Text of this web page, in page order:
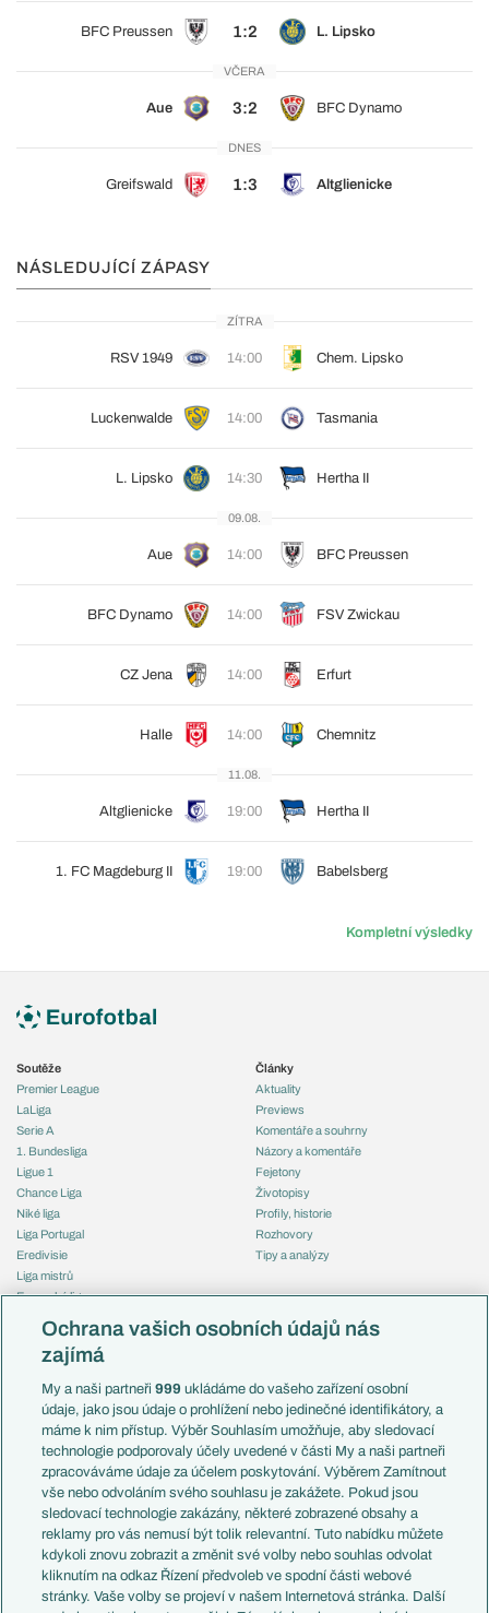
BFC Preussen 1:2 L. Lipsko
VČERA
Aue 3:2 BFC Dynamo
DNES
Greifswald 1:3 Altglienicke
NÁSLEDUJÍCÍ ZÁPASY
ZÍTRA
RSV 1949 14:00 Chem. Lipsko
Luckenwalde 14:00 Tasmania
L. Lipsko 14:30 Hertha II
09.08.
Aue 14:00 BFC Preussen
BFC Dynamo 14:00 FSV Zwickau
CZ Jena 14:00 Erfurt
Halle 14:00 Chemnitz
11.08.
Altglienicke 19:00 Hertha II
1. FC Magdeburg II 19:00 Babelsberg
Kompletní výsledky
Soutěže
Premier League
LaLiga
Serie A
1. Bundesliga
Ligue 1
Chance Liga
Niké liga
Liga Portugal
Eredivisie
Liga mistrů
Evropská liga
Mistrovství světa
Liga národů
Témata
Představení týmů MS
EuroSkauting
PL v kostce
Evropské koeficienty
Přestupy
Přestupové spekulace
Zranění
Kluby
Články
Aktuality
Previews
Komentáře a souhrny
Názory a komentáře
Fejetony
Životopisy
Profily, historie
Rozhovory
Tipy a analýzy
Česko
Francie
Itálie
Německo
Španělsko
Argentina
Brazílie
Přestupy
Zápasy
Livescore
Tipovací soutěž
Ochrana vašich osobních údajů nás
zajímá
My a naši partneři999 ukládáme do vašeho zařízení osobní
údaje, jako jsou údaje o prohlížení nebo jedinečné identifikátory, a
máme k nim přístup. Výběr Souhlasím umožňuje, aby sledovací
technologie podporovaly účely uvedené v části My a naši partneři
zpracováváme údaje za účelem poskytování. Výběrem Zamítnout
vše nebo odvoláním svého souhlasu je zakážete. Pokud jsou
sledovací technologie zakázány, některé zobrazené obsahy a
reklamy pro vás nemusí být tolik relevantní. Tuto nabídku můžete
kdykoli znovu zobrazit a změnit své volby nebo souhlas odvolat
kliknutím na odkaz Řízení předvoleb ve spodní části webové
stránky. Vaše volby se projeví v našem Internetová stránka. Další